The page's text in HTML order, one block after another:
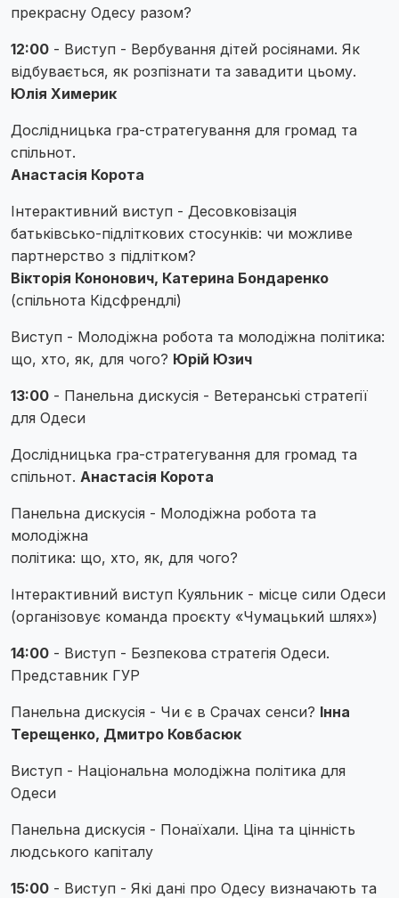
прекрасну Одесу разом?
12:00 - Виступ - Вербування дітей росіянами. Як
відбувається, як розпізнати та завадити цьому.
Юлія Химерик
Дослідницька гра-стратегування для громад та
спільнот.
Анастасія Корота
Інтерактивний виступ - Десовковізація
батьківсько-підліткових стосунків: чи можливе
партнерство з підлітком?
Вікторія Кононович, Катерина Бондаренко
(спільнота Кідсфрендлі)
Виступ - Молодіжна робота та молодіжна політика:
що, хто, як, для чого? Юрій Юзич
13:00 - Панельна дискусія - Ветеранські стратегії
для Одеси
Дослідницька гра-стратегування для громад та
спільнот. Анастасія Корота
Панельна дискусія - Молодіжна робота та
молодіжна
політика: що, хто, як, для чого?
Інтерактивний виступ Куяльник - місце сили Одеси
(організовує команда проєкту «Чумацький шлях»)
14:00 - Виступ - Безпекова стратегія Одеси.
Представник ГУР
Панельна дискусія - Чи є в Срачах сенси? Інна
Терещенко, Дмитро Ковбасюк
Виступ - Національна молодіжна політика для
Одеси
Панельна дискусія - Понаїхали. Ціна та цінність
людського капіталу
15:00 - Виступ - Які дані про Одесу визначають та